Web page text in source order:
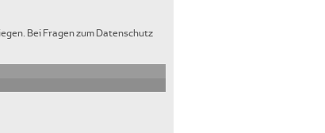
Bei Fragen zum Datenschutz